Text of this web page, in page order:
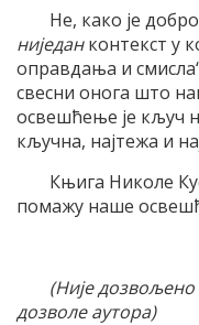
Не, како је
ниједанконтекст у
оправдања и
свесни онога што
освешћење је кључ
кључна, најтежа и
Књига Николе
помажу наше
(Није
дозволе аутора)